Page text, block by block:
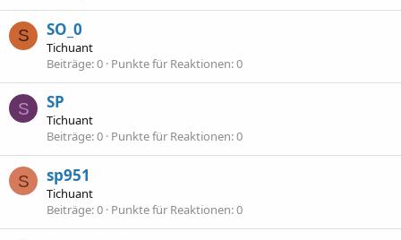
S SO_0
Tichuant
Beiträge 0 Punkte für Reaktionen 0
S SP
Tichuant
Beiträge 0 Punkte für Reaktionen 0
S sp951
Tichuant
Beiträge 0 Punkte für Reaktionen 0